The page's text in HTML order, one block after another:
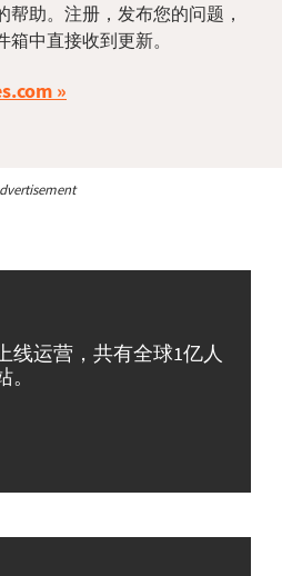
帮助。注册，发布您的问题，
中直接收到更新。
线运营，共有全球1亿人